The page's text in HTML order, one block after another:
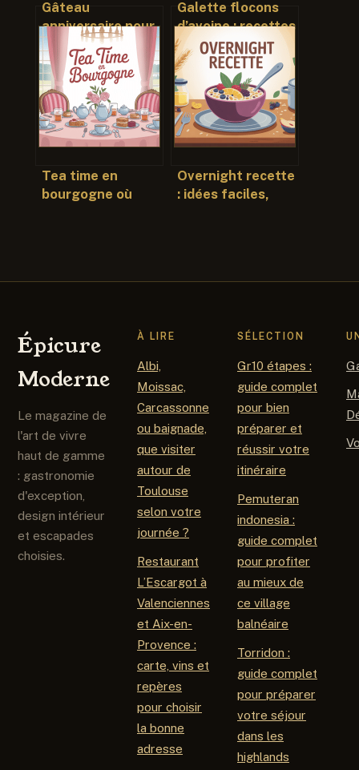
Gâteau
anniversaire pour
diabétique : idées
gourmandes et
recettes sans
sucre
Galette flocons
d’avoine : recettes
simples, saines et
vraiment
gourmandes
Tea time en
bourgogne où
Overnight recette
: idées faciles,
Épicure
Moderne
Le magazine de
l'art de vivre
haut de gamme
: gastronomie
d'exception,
design intérieur
et escapades
choisies.
À LIRE
Albi,
Moissac,
Carcassonne
ou baignade,
que visiter
autour de
Toulouse
selon votre
journée ?
Restaurant
L’Escargot à
Valenciennes
et Aix-en-
Provence :
carte, vins et
repères
pour choisir
la bonne
adresse
SÉLECTION
Gr10 étapes :
guide complet
pour bien
préparer et
réussir votre
itinéraire
Pemuteran
indonesia :
guide complet
pour profiter
au mieux de
ce village
balnéaire
Torridon :
guide complet
pour préparer
votre séjour
dans les
highlands